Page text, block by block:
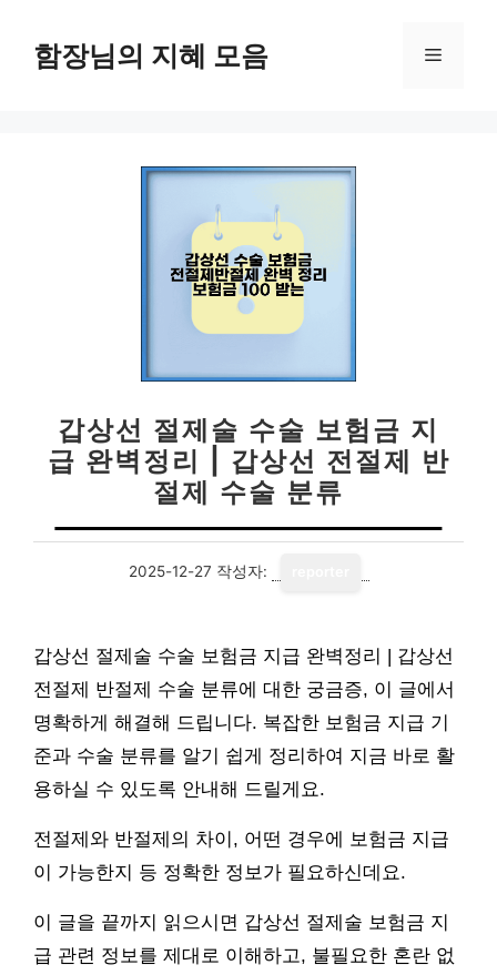
함장님의 지혜 모음 메
갑상선 절제술 수술 보험금 지
급 완벽정리 | 갑상선 전절제 반
절제 수술 분류
2025-12-27 작성자:
갑상선 절제술 수술 보험금 지급 완벽정리 | 갑상선
전절제 반절제 수술 분류에 대한 궁금증, 이 글에서
명확하게 해결해 드립니다. 복잡한 보험금 지급 기
준과 수술 분류를 알기 쉽게 정리하여 지금 바로 활
용하실 수 있도록 안내해 드릴게요.
전절제와 반절제의 차이, 어떤 경우에 보험금 지급
이 가능한지 등 정확한 정보가 필요하신데요.
이 글을 끝까지 읽으시면 갑상선 절제술 보험금 지
급 관련 정보를 제대로 이해하고, 불필요한 혼란 없